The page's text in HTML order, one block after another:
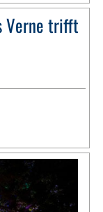
Verne trifft